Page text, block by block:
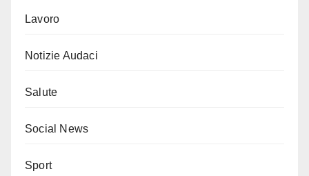
Lavoro
Notizie Audaci
Salute
Social News
Sport